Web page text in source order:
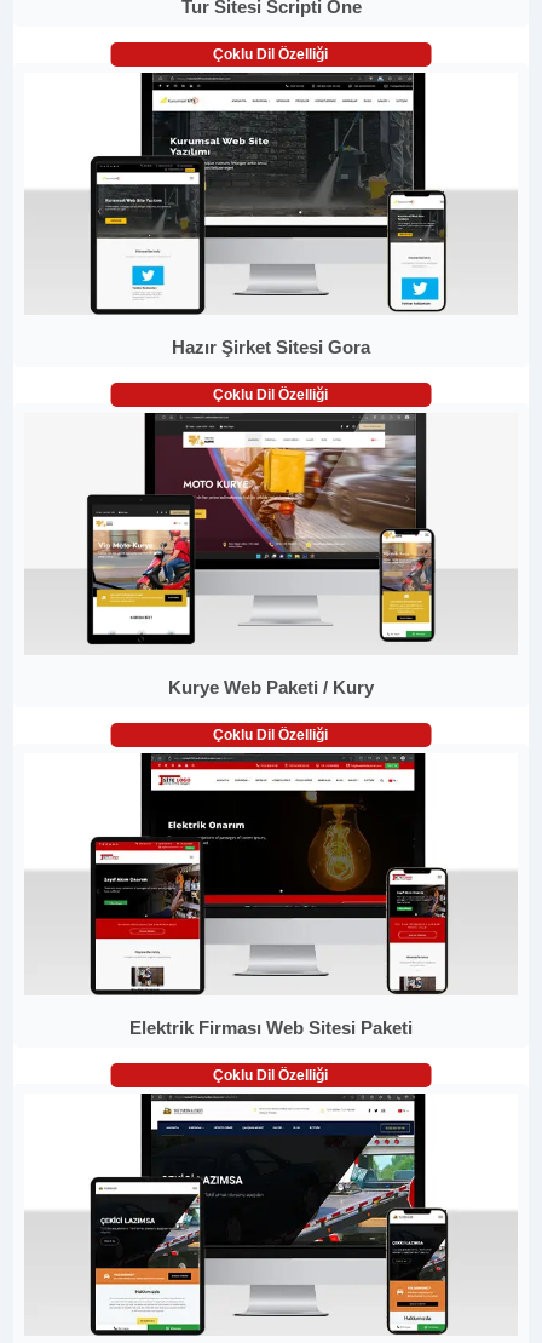
Tur Sitesi Scripti One
Çoklu Dil Özelliği
Hazır Şirket Sitesi Gora
Çoklu Dil Özelliği
Kurye Web Paketi / Kury
Çoklu Dil Özelliği
Elektrik Firması Web Sitesi Paketi
Çoklu Dil Özelliği